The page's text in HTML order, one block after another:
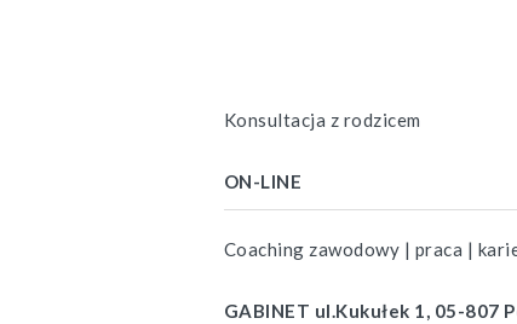
Konsultacja z rodzicem
ON-LINE
Coaching zawodowy | praca |
GABINET ul.Kukułek 1, 05-807